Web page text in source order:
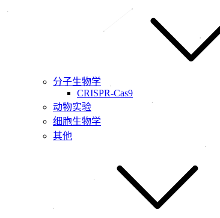
分子生物学
CRISPR-Cas9
动物实验
细胞生物学
其他